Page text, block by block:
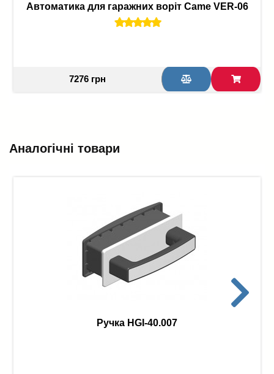
Автоматика для гаражних воріт Came VER-06
7276 грн
Аналогічні товари
Ручка HGI-40.007